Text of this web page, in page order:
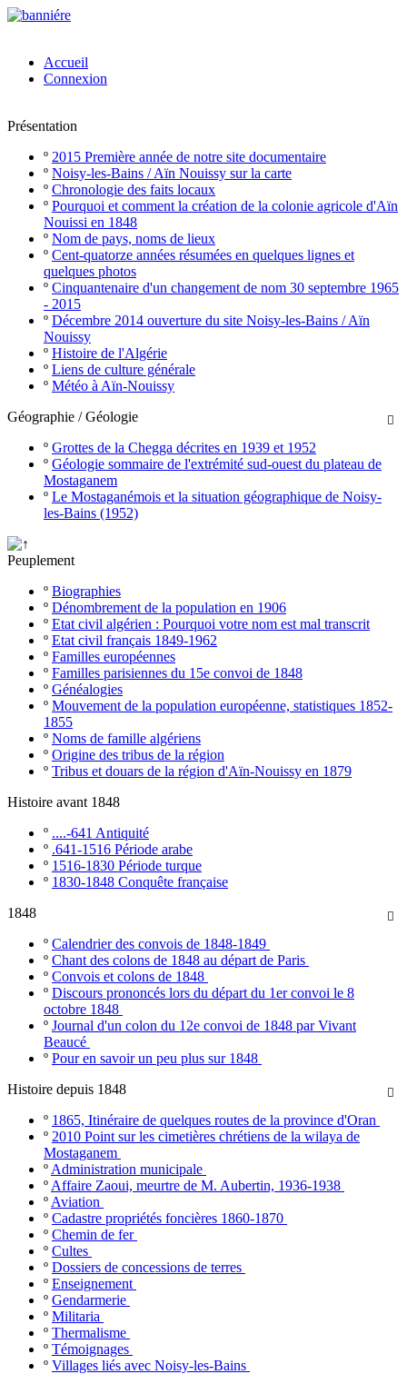
Accueil
Connexion
Présentation
º 2015 Première année de notre site documentaire
º Noisy-les-Bains / Aïn Nouissy sur la carte
º Chronologie des faits locaux
º Pourquoi et comment la création de la colonie agricole d'Aïn
Nouissi en 1848
º Nom de pays, noms de lieux
º Cent-quatorze années résumées en quelques lignes et
quelques photos
º Cinquantenaire d'un changement de nom 30 septembre 1965
- 2015
º Décembre 2014 ouverture du site Noisy-les-Bains / Aïn
Nouissy
º Histoire de l'Algérie
º Liens de culture générale
º Météo à Aïn-Nouissy

Géographie / Géologie
º Grottes de la Chegga décrites en 1939 et 1952
º Géologie sommaire de l'extrémité sud-ouest du plateau de
Mostaganem
º Le Mostaganémois et la situation géographique de Noisy-
les-Bains (1952)
Peuplement
º Biographies
º Dénombrement de la population en 1906
º Etat civil algérien : Pourquoi votre nom est mal transcrit
º Etat civil français 1849-1962
º Familles européennes
º Familles parisiennes du 15e convoi de 1848
º Généalogies
º Mouvement de la population européenne, statistiques 1852-
1855
º Noms de famille algériens
º Origine des tribus de la région
º Tribus et douars de la région d'Aïn-Nouissy en 1879
Histoire avant 1848
º ....-641 Antiquité
º .641-1516 Période arabe
º 1516-1830 Période turque
º 1830-1848 Conquête française

1848
º Calendrier des convois de 1848-1849
º Chant des colons de 1848 au départ de Paris
º Convois et colons de 1848
º Discours prononcés lors du départ du 1er convoi le 8
octobre 1848
º Journal d'un colon du 12e convoi de 1848 par Vivant
Beaucé
º Pour en savoir un peu plus sur 1848

Histoire depuis 1848
º 1865, Itinéraire de quelques routes de la province d'Oran
º 2010 Point sur les cimetières chrétiens de la wilaya de
Mostaganem
º Administration municipale
º Affaire Zaoui, meurtre de M. Aubertin, 1936-1938
º Aviation
º Cadastre propriétés foncières 1860-1870
º Chemin de fer
º Cultes
º Dossiers de concessions de terres
º Enseignement
º Gendarmerie
º Militaria
º Thermalisme
º Témoignages
º Villages liés avec Noisy-les-Bains